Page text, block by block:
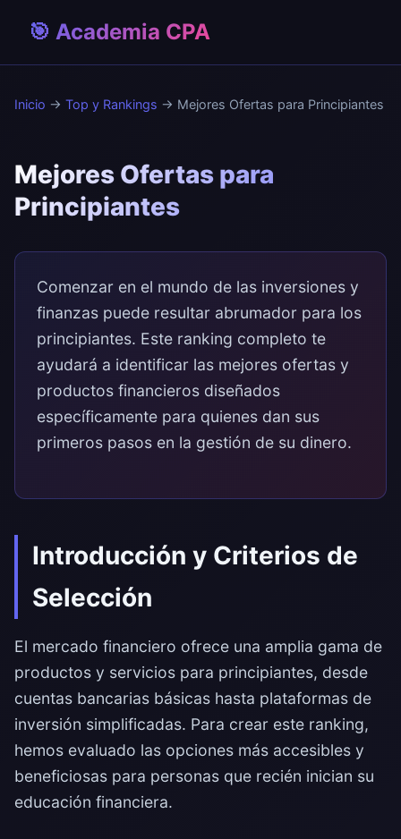
🎯 Academia CPA
Inicio → Top y Rankings → Mejores Ofertas para Principiantes
Mejores Ofertas para
Principiantes
Comenzar en el mundo de las inversiones y
finanzas puede resultar abrumador para los
principiantes. Este ranking completo te
ayudará a identificar las mejores ofertas y
productos financieros diseñados
específicamente para quienes dan sus
primeros pasos en la gestión de su dinero.
Introducción y Criterios de
Selección
El mercado financiero ofrece una amplia gama de
productos y servicios para principiantes, desde
cuentas bancarias básicas hasta plataformas de
inversión simplificadas. Para crear este ranking,
hemos evaluado las opciones más accesibles y
beneficiosas para personas que recién inician su
educación financiera.